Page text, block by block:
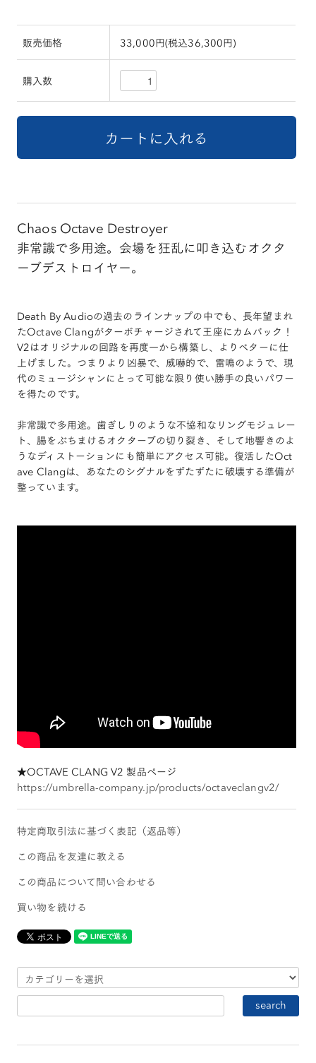
販売価格 33,000円(税込36,300円)
購入数
Chaos Octave Destroyer
非常識で多用途。会場を狂乱に叩き込むオクタ
ーブデストロイヤー。
Death By Audioの過去のラインナップの中でも、長年望まれ
たOctave Clangがターボチャージされて王座にカムバック！
V2はオリジナルの回路を再度一から構築し、よりベターに仕
上げました。つまりより凶暴で、威嚇的で、雷鳴のようで、現
代のミュージシャンにとって可能な限り使い勝手の良いパワー
を得たのです。
非常識で多用途。歯ぎしりのような不協和なリングモジュレー
ト、腸をぶちまけるオクターブの切り裂き、そして地響きのよ
うなディストーションにも簡単にアクセス可能。復活したOct
ave Clangは、あなたのシグナルをずたずたに破壊する準備が
整っています。
★OCTAVE CLANG V2 製品ページ
https://umbrella-company.jp/products/octaveclangv2/
特定商取引法に基づく表記（返品等）
この商品を友達に教える
この商品について問い合わせる
買い物を続ける